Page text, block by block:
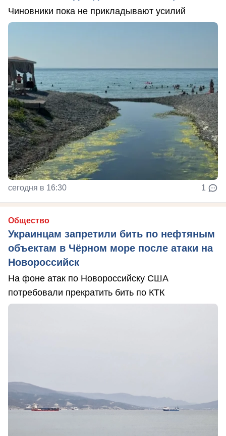
Чиновники пока не прикладывают усилий
сегодня в 16:30 1
Общество
Украинцам запретили бить по нефтяным
объектам в Чёрном море после атаки на
Новороссийск
На фоне атак по Новороссийску США
потребовали прекратить бить по КТК